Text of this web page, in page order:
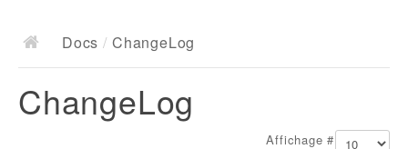
Docs
Documentation
Docs / ChangeLog
ChangeLog
Affichage #